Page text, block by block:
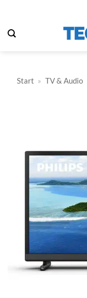
springen
Start » TV & Audio